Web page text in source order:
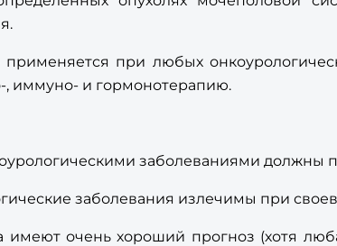
при любых
, иммуно- и гормонотерапию.
заболеваниями должны
заболевания излечимы при
имеют очень хороший прогноз (хотя